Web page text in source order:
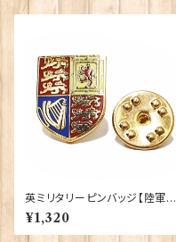
英ミリタリーピンバッジ【陸軍=R
oyal Cypher】Tradition 900
43-M040
¥1,320